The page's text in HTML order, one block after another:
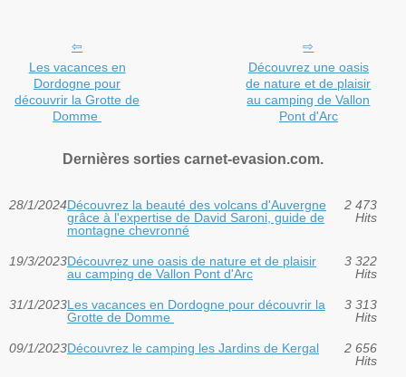
Les vacances en
Dordogne pour
découvrir la Grotte de
Domme
Découvrez une oasis
de nature et de plaisir
au camping de Vallon
Pont d'Arc
Dernières sorties carnet-evasion.com.
28/1/2024Découvrez la beauté des volcans d'Auvergne
grâce à l'expertise de David Saroni, guide de
montagne chevronné
2 473
Hits
19/3/2023Découvrez une oasis de nature et de plaisir
au camping de Vallon Pont d'Arc
3 322
Hits
31/1/2023Les vacances en Dordogne pour découvrir la
Grotte de Domme
3 313
Hits
09/1/2023Découvrez le camping les Jardins de Kergal
2 656
Hits